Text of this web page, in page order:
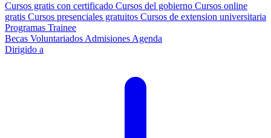
Cursos gratis con certificado Cursos del gobierno Cursos online
gratis Cursos presenciales gratuitos Cursos de extension universitaria
Programas Trainee
Becas Voluntariados Admisiones Agenda
Dirigido a